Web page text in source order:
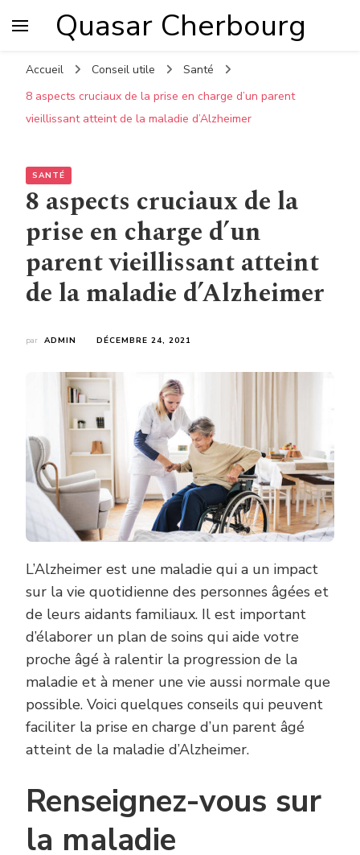
Quasar Cherbourg
Accueil Conseil utile
Santé
8 aspects cruciaux de la prise en charge d’un parent
vieillissant atteint de la maladie d’Alzheimer
SANTÉ
8 aspects cruciaux de la
prise en charge d’un
parent vieillissant atteint
de la maladie d’Alzheimer
par ADMIN DÉCEMBRE 24, 2021
L’Alzheimer est une maladie qui a un impact
sur la vie quotidienne des personnes âgées et
de leurs aidants familiaux. Il est important
d’élaborer un plan de soins qui aide votre
proche âgé à ralentir la progression de la
maladie et à mener une vie aussi normale que
possible. Voici quelques conseils qui peuvent
faciliter la prise en charge d’un parent âgé
atteint de la maladie d’Alzheimer.
Renseignez-vous sur
la maladie